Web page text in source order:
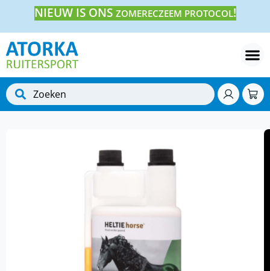
NIEUW IS ONS ZOMERECZEEM PROTOCOL!